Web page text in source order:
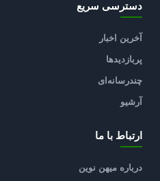
دسترسی سریع
آخرین اخبار
پربازدیدها
چندرسانه‌ای
آرشیو
ارتباط با ما
درباره میهن نوین